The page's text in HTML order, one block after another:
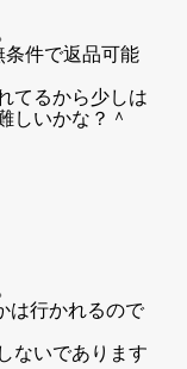
条件で返品可能
てるから少しは
しいかな？＾
は行かれるので
ないであります